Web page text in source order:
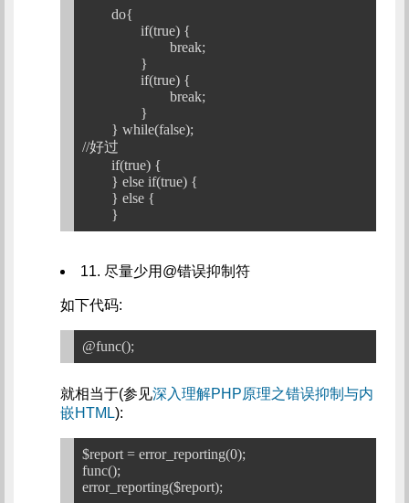
//好过
11. 尽量少用@错误抑制符
如下代码:
就相当于(参见深入理解PHP原理之错误抑制与内
嵌HTML):
$report = error_reporting(0);
func();